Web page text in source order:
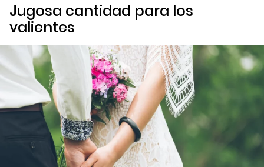
Jugosa cantidad para los
valientes